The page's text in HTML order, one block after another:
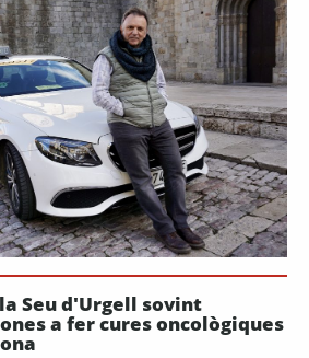
Seu d'Urgell sovint
a fer cures oncològiques